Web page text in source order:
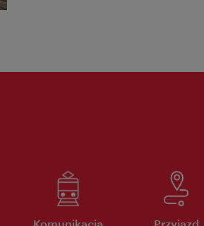
Komunikacja
Przyjazd